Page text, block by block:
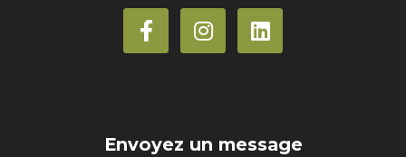
Envoyez un message